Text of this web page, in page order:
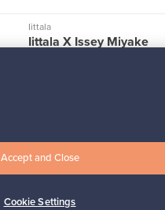
Iittala
Iittala X Issey Miyake
Cookie Settings
Accept and Close